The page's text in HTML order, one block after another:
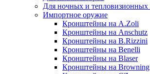
Для ночных и тепловизионных
Импортное оружие
Кронштейны на A.Zoli
Кронштейны на Anschutz
Кронштейны на B.Rizzini
Кронштейны на Benelli
Кронштейны на Blaser
Кронштейны на Browning